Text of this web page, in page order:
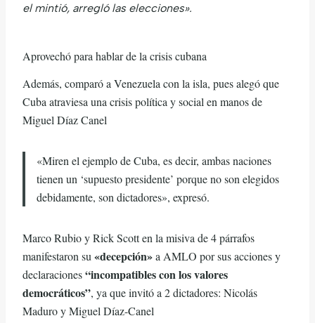
el mintió, arregló las elecciones».
Aprovechó para hablar de la crisis cubana
Además, comparó a Venezuela con la isla, pues alegó que
Cuba atraviesa una crisis política y social en manos de
Miguel Díaz Canel
«Miren el ejemplo de Cuba, es decir, ambas naciones
tienen un ‘supuesto presidente’ porque no son elegidos
debidamente, son dictadores», expresó.
Marco Rubio y Rick Scott en la misiva de 4 párrafos
manifestaron su «decepción»a AMLO por sus acciones y
declaraciones“incompatibles con los valores
democráticos”, ya que invitó a 2 dictadores: Nicolás
Maduro y Miguel Díaz-Canel